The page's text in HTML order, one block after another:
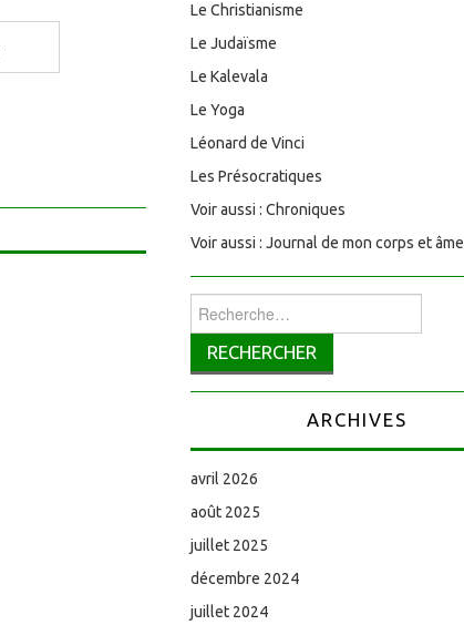
Le Christianisme
Le Judaïsme
Le Kalevala
Le Yoga
Léonard de Vinci
Les Présocratiques
Voir aussi : Chroniques
Voir aussi : Journal de mon corps et âme
Rechercher :
ARCHIVES
avril 2026
août 2025
juillet 2025
décembre 2024
juillet 2024